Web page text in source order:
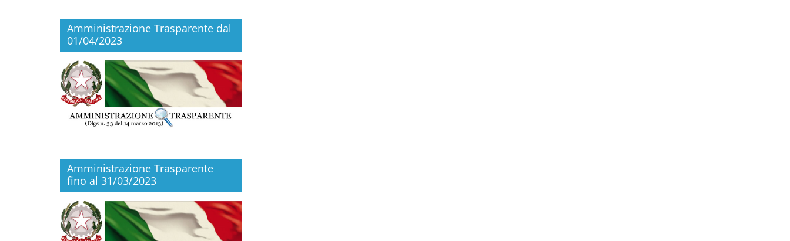
Amministrazione Trasparente dal
01/04/2023
Amministrazione Trasparente
fino al 31/03/2023